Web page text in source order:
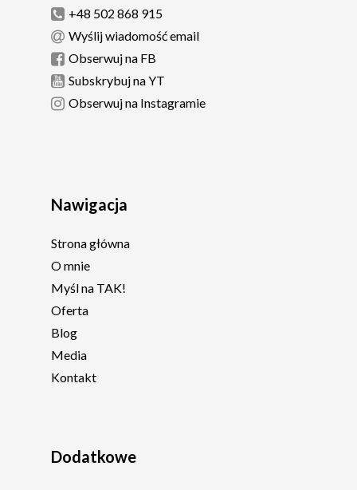
+48 502 868 915
Wyślij wiadomość email
Obserwuj na FB
Subskrybuj na YT
Obserwuj na Instagramie
Nawigacja
Strona główna
O mnie
Myśl na TAK!
Oferta
Blog
Media
Kontakt
Dodatkowe